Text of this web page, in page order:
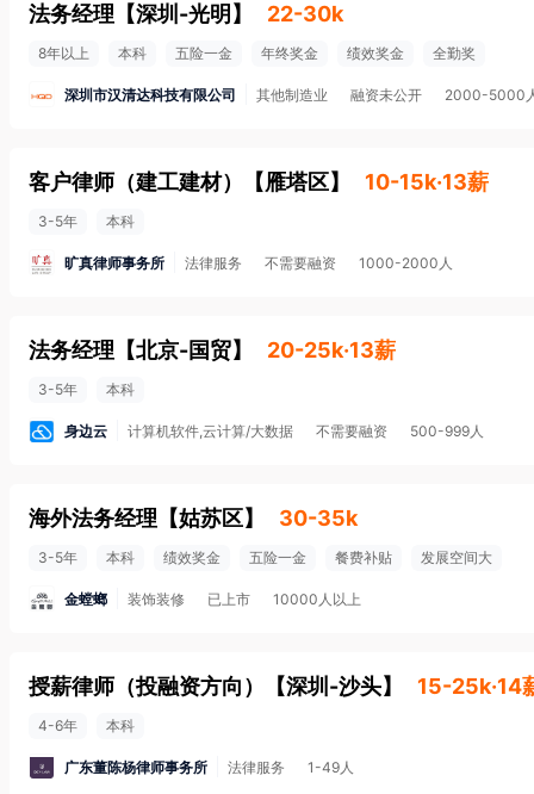
法务经理 【深圳-光明 】 22-30k
8年以上 本科 五险一金 年终奖金 绩效奖金 全勤奖
深圳市汉清达科技有限公司 其他制造业 融资未公开 2000-5000
客户律师（建工建材） 【雁塔区】 10-15k·13薪
3-5年 本科
旷真律师事务所 法律服务 不需要融资 1000-2000人
法务经理 【北京-国贸】 20-25k·13薪
3-5年 本科
身边云 计算机软件,云计算/大数据 不需要融资 500-999人
海外法务经理 【姑苏区】 30-35k
3-5年 本科 绩效奖金 五险一金 餐费补贴 发展空间大
金螳螂 装饰装修 已上市 10000人以上
授薪律师（投融资方向） 【深圳-沙头】 15-25k·14
4-6年 本科
广东董陈杨律师事务所 法律服务 1-49人